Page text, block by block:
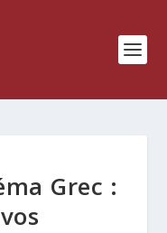
Grec :